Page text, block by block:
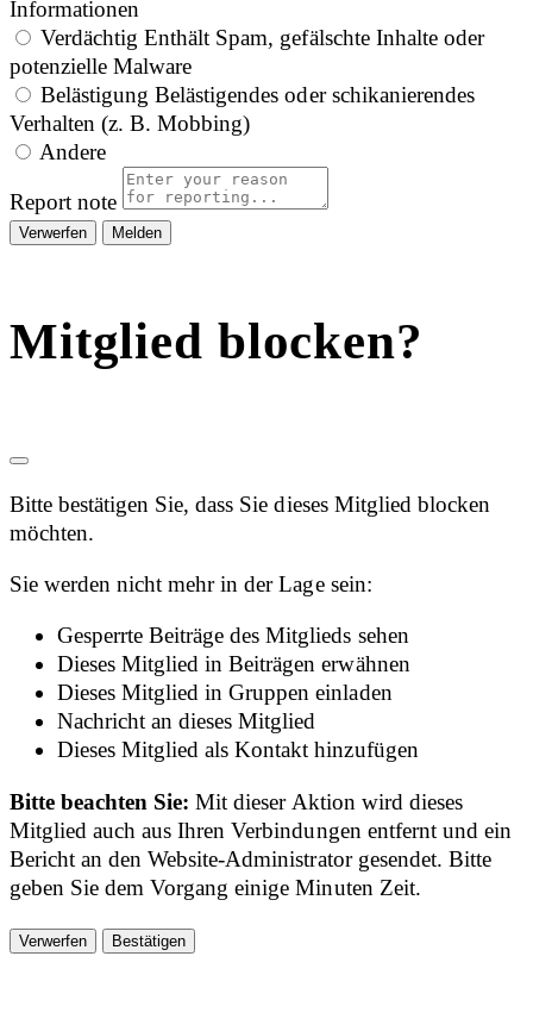
Informationen
Verdächtig Enthält Spam, gefälschte Inhalte oder
potenzielle Malware
Belästigung Belästigendes oder schikanierendes
Verhalten (z. B. Mobbing)
Andere
Report note
Melden
Mitglied blocken?
Bitte bestätigen Sie, dass Sie dieses Mitglied blocken
möchten.
Sie werden nicht mehr in der Lage sein:
Gesperrte Beiträge des Mitglieds sehen
Dieses Mitglied in Beiträgen erwähnen
Dieses Mitglied in Gruppen einladen
Nachricht an dieses Mitglied
Dieses Mitglied als Kontakt hinzufügen
Bitte beachten Sie:Mit dieser Aktion wird dieses
Mitglied auch aus Ihren Verbindungen entfernt und ein
Bericht an den Website-Administrator gesendet. Bitte
geben Sie dem Vorgang einige Minuten Zeit.
Bestätigen